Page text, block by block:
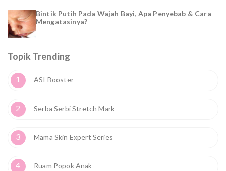
Bintik Putih Pada Wajah Bayi, Apa Penyebab & Cara
Mengatasinya?
Topik Trending
1 ASI Booster
2 Serba Serbi Stretch Mark
3 Mama Skin Expert Series
4 Ruam Popok Anak